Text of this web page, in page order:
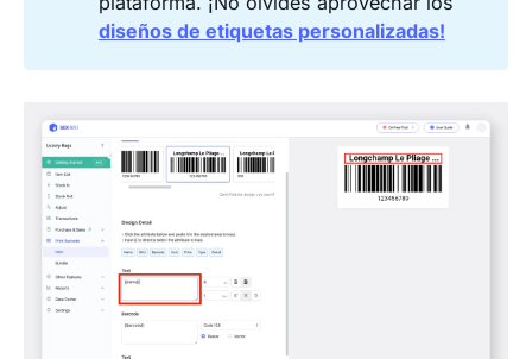
diseños de etiquetas personalizadas!